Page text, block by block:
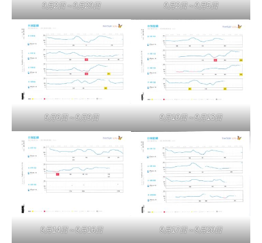
9月2日～9月29日 9月2日～9月5日
9月6日～9月9日 9月10日～9月13日
9月14日～9月16日 9月17日～9月20日